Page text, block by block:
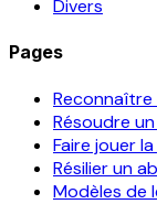
Divers
Pages
Reconnaître
Résoudre
Faire jouer
Résilier un
Modèles de